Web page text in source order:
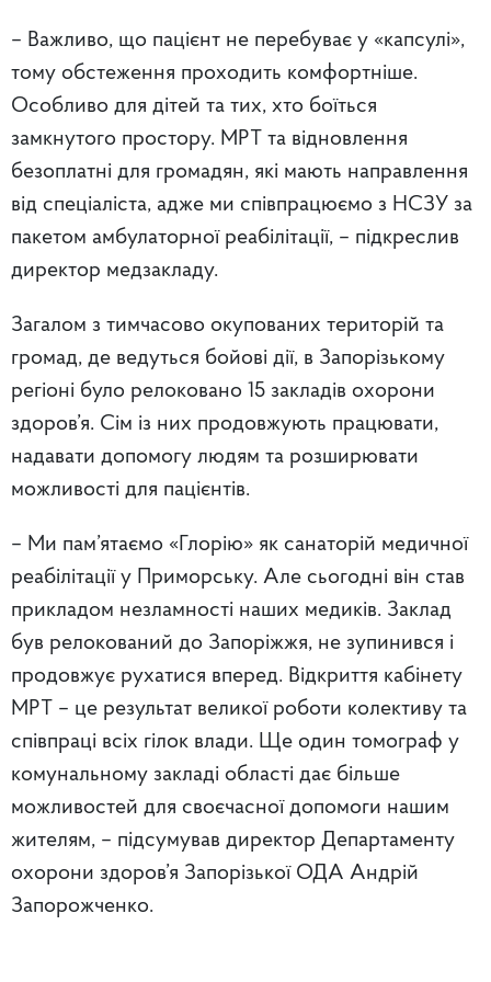
– Важливо, що пацієнт не перебуває у «капсулі»,
тому обстеження проходить комфортніше.
Особливо для дітей та тих, хто боїться
замкнутого простору. МРТ та відновлення
безоплатні для громадян, які мають направлення
від спеціаліста, адже ми співпрацюємо з НСЗУ за
пакетом амбулаторної реабілітації, – підкреслив
директор медзакладу.
Загалом з тимчасово окупованих територій та
громад, де ведуться бойові дії, в Запорізькому
регіоні було релоковано 15 закладів охорони
здоров’я. Сім із них продовжують працювати,
надавати допомогу людям та розширювати
можливості для пацієнтів.
– Ми пам’ятаємо «Глорію» як санаторій медичної
реабілітації у Приморську. Але сьогодні він став
прикладом незламності наших медиків. Заклад
був релокований до Запоріжжя, не зупинився і
продовжує рухатися вперед. Відкриття кабінету
МРТ – це результат великої роботи колективу та
співпраці всіх гілок влади. Ще один томограф у
комунальному закладі області дає більше
можливостей для своєчасної допомоги нашим
жителям, – підсумував директор Департаменту
охорони здоров’я Запорізької ОДА Андрій
Запорожченко.